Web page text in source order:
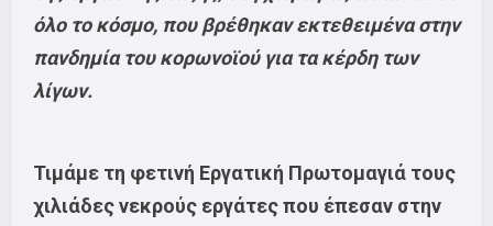
όλο το κόσμο, που βρέθηκαν εκτεθειμένα στην
πανδημία του κορωνοϊού για τα κέρδη των
λίγων.
Τιμάμε τη φετινή Εργατική Πρωτομαγιά τους
χιλιάδες νεκρούς εργάτες που έπεσαν στην